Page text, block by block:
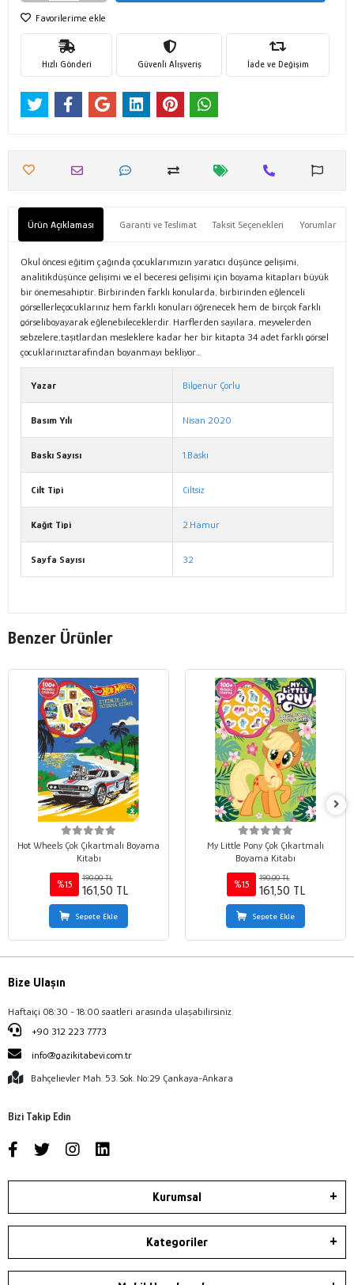
Favorilerime ekle
Hızlı Gönderi Güvenli Alışveriş İade ve Değişim
Ürün Açıklaması Garanti ve Teslimat Taksit Seçenekleri Yorumlar
Okul öncesi eğitim çağında çocuklarımızın yaratıcı düşünce gelişimi,
analitikdüşünce gelişimi ve el beceresi gelişimi için boyama kitapları büyük
bir önemesahiptir. Birbirinden farklı konularda, birbirinden eğlenceli
görsellerleçocuklarınız hem farklı konuları öğrenecek hem de birçok farklı
görseliboyayarak eğlenebileceklerdir. Harflerden sayılara, meyvelerden
sebzelere,taşıtlardan mesleklere kadar her bir kitapta 34 adet farklı görsel
çocuklarınıztarafından boyanmayı bekliyor...
Yazar Bilgenur Çorlu
Basım Yılı Nisan 2020
Baskı Sayısı 1.Baskı
Cilt Tipi Ciltsiz
Kağıt Tipi 2.Hamur
Sayfa Sayısı 32
Benzer Ürünler
Hot Wheels Çok Çıkartmalı Boyama
Kitabı
%15
190,00 TL
161,50 TL
Sepete Ekle
My Little Pony Çok Çıkartmalı
Boyama Kitabı
%15
190,00 TL
161,50 TL
Sepete Ekle
Bize Ulaşın
Haftaiçi 08:30 - 18:00 saatleri arasında ulaşabilirsiniz.
+90 312 223 7773
info@gazikitabevi.com.tr
Bahçelievler Mah. 53. Sok. No:29 Çankaya-Ankara
Bizi Takip Edin
Kurumsal
Kategoriler